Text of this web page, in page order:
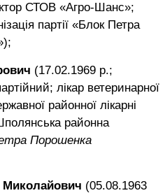
СТОВ «Агро-Шанс»;
партії «Блок Петра
(17.02.1969 р.;
лікар ветеринарної
районної лікарні
районна
Порошенка
(05.08.1963